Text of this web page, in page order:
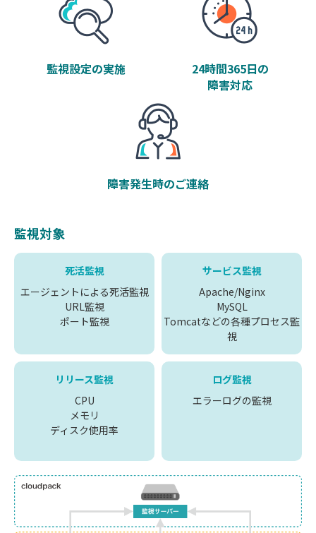
監視設定の実施
24時間365日の
障害対応
障害発生時のご連絡
監視対象
死活監視
エージェントによる死活監視
URL監視
ポート監視
サービス監視
Apache/Nginx
MySQL
Tomcatなどの各種プロセス監
視
リリース監視
CPU
メモリ
ディスク使用率
ログ監視
エラーログの監視